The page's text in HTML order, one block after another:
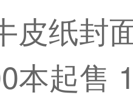
皮纸封
本起售